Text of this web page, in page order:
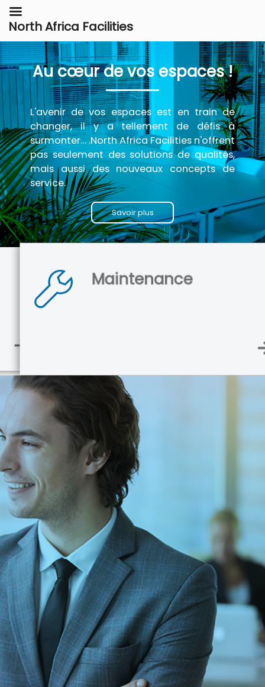
Au cœur de vos espaces !
L'avenir de vos espaces est en train de
changer, il y a tellement de défis à
surmonter… .North Africa Facilities n'offrent
pas seulement des solutions de qualités,
mais aussi des nouveaux concepts de
service.
Savoir plus
Maintenance
North Africa Facilities